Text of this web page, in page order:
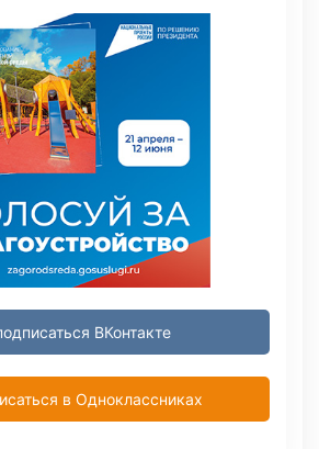
ВКонтакте
в Одноклассниках